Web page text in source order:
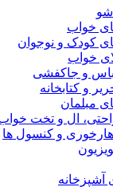
خواب
کودک و نوجوان
خواب
و جاکفشی
و کتابخانه
مبلمان
ال و تخت
و کنسول ها
آشپزخانه